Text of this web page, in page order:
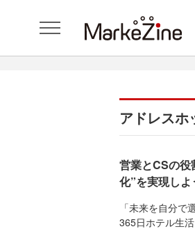
アドレスホ
営業とCSの役
化”を実現しよ
「未来を自分
365日ホテル生